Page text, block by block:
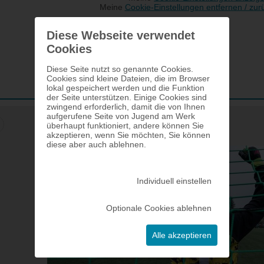
Diese Webseite verwendet
Cookies
Diese Seite nutzt so genannte Cookies.
Cookies sind kleine Dateien, die im Browser
lokal gespeichert werden und die Funktion
der Seite unterstützen. Einige Cookies sind
zwingend erforderlich, damit die von Ihnen
aufgerufene Seite von Jugend am Werk
überhaupt funktioniert, andere können Sie
akzeptieren, wenn Sie möchten, Sie können
diese aber auch ablehnen.
Individuell einstellen
Optionale Cookies ablehnen
Alle akzeptieren
Bild 25 von 30